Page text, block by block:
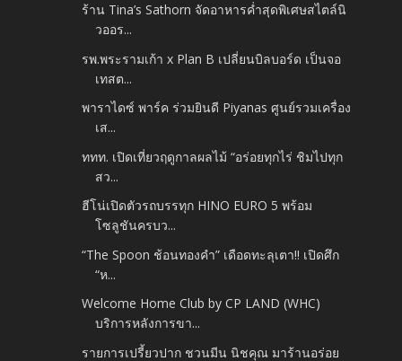
ร้าน Tina’s Sathorn จัดอาหารค่ำสุดพิเศษสไตล์นิ
วออร...
รพ.พระรามเก้า x Plan B เปลี่ยนบิลบอร์ด เป็นจอ
เทสต...
พาราไดซ์ พาร์ค ร่วมยินดี Piyanas ศูนย์รวมเครื่อง
เส...
ททท. เปิดเที่ยวฤดูกาลผลไม้ “อร่อยทุกไร่ ชิมไปทุก
สว...
ฮีโน่เปิดตัวรถบรรทุก HINO EURO 5 พร้อม
โซลูชันครบว...
“The Spoon ช้อนทองคำ” เดือดทะลุเตา!! เปิดศึก
“ห...
Welcome Home Club by CP LAND (WHC)
บริการหลังการขา...
รายการเปรี้ยวปาก ชวนมีน นิชคุณ มาร้านอร่อย